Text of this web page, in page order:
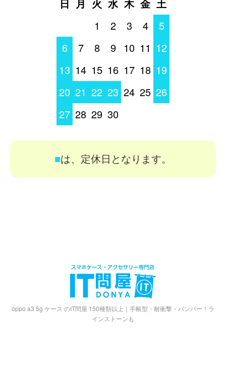
日 月 火 水 木 金 土
1
2 3 4
5
6
7 8 9 10 11 12
13 14 15 16 17 18 19
20 21 22 23 24 25 26
27 28 29 30
■は、定休日となります。
oppo a3 5g ケース のIT問屋 150種類以上｜手帳型・耐衝撃・バンパー！ラ
インストーンも